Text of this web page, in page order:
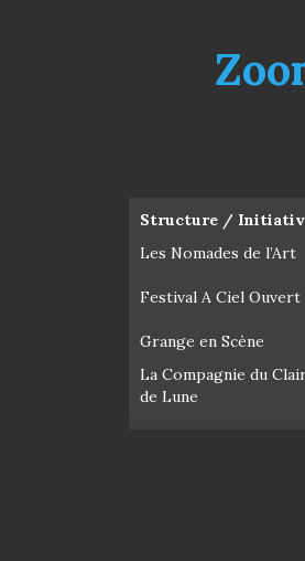
Structure /
Les Nomades de l’Art
Festival A Ciel Ouvert
Grange en Scène
La Compagnie du
de Lune